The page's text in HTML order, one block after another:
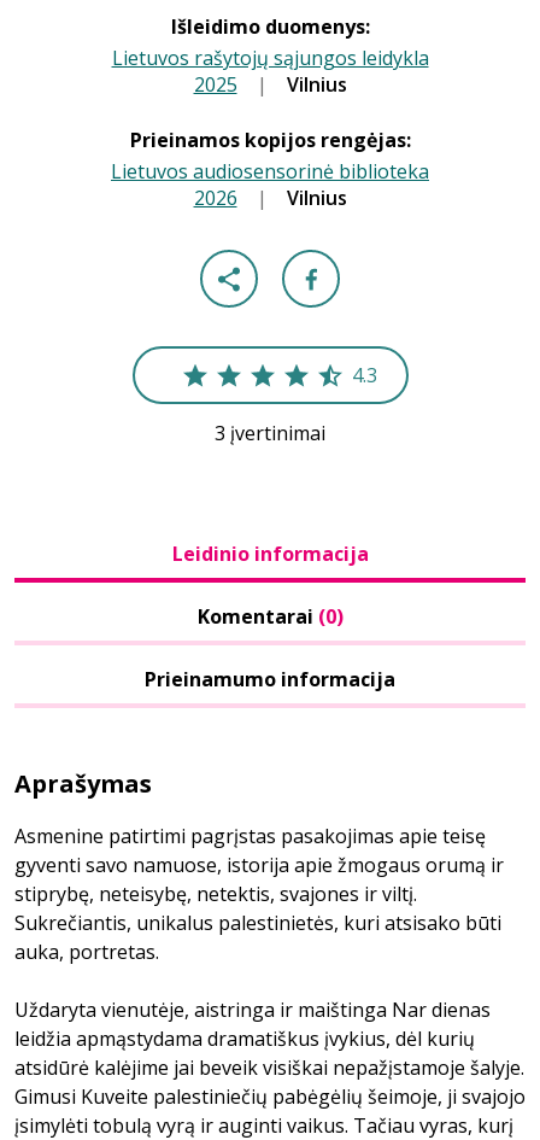
Išleidimo duomenys:
Lietuvos rašytojų sąjungos leidykla
2025 | Vilnius
Prieinamos kopijos rengėjas:
Lietuvos audiosensorinė biblioteka
2026 | Vilnius
4.3
3 įvertinimai
Leidinio informacija
Komentarai (0)
Prieinamumo informacija
Aprašymas
Asmenine patirtimi pagrįstas pasakojimas apie teisę
gyventi savo namuose, istorija apie žmogaus orumą ir
stiprybę, neteisybę, netektis, svajones ir viltį.
Sukrečiantis, unikalus palestinietės, kuri atsisako būti
auka, portretas.
Uždaryta vienutėje, aistringa ir maištinga Nar dienas
leidžia apmąstydama dramatiškus įvykius, dėl kurių
atsidūrė kalėjime jai beveik visiškai nepažįstamoje šalyje.
Gimusi Kuveite palestiniečių pabėgėlių šeimoje, ji svajojo
įsimylėti tobulą vyrą ir auginti vaikus. Tačiau vyras, kurį